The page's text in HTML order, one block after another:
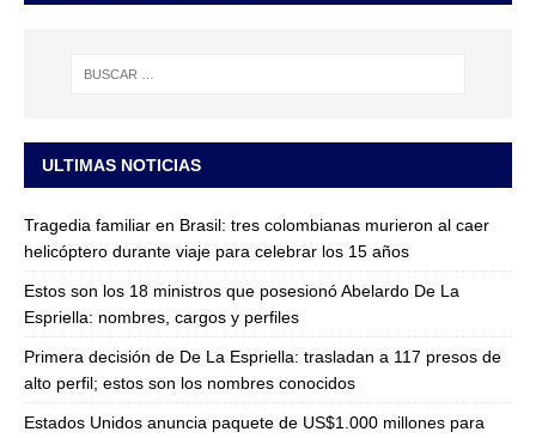
ULTIMAS NOTICIAS
Tragedia familiar en Brasil: tres colombianas murieron al caer
helicóptero durante viaje para celebrar los 15 años
Estos son los 18 ministros que posesionó Abelardo De La
Espriella: nombres, cargos y perfiles
Primera decisión de De La Espriella: trasladan a 117 presos de
alto perfil; estos son los nombres conocidos
Estados Unidos anuncia paquete de US$1.000 millones para